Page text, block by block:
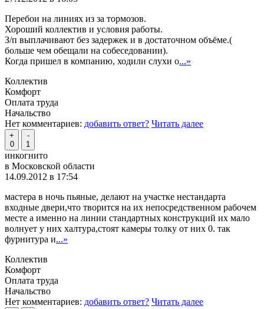
Перебои на линиях из за тормозов.
Хороший коллектив и условия работы.
З/п выплачивают без задержек и в достаточном объёме.(
больше чем обещали на собеседовании).
Когда пришел в компанию, ходили слухи о...»
Коллектив
Комфорт
Оплата труда
Начальство
Нет комментариев: добавить ответ? Читать далее
+
0
-
1
инкогнито
в Московской области
14.09.2012 в 17:54
мастера в ночь пьяные, делают на участке нестандарта
входные двери,что творится на их непосредственном рабочем
месте а именно на линии стандартных конструкций их мало
волнует у них халтура,стоят камеры толку от них 0. так
фурнитура и...»
Коллектив
Комфорт
Оплата труда
Начальство
Нет комментариев: добавить ответ? Читать далее